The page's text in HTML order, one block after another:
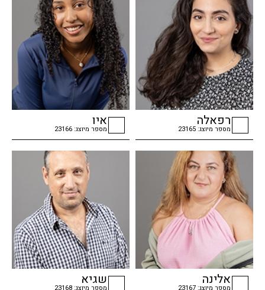
checkbox
רפאלה
מספר מיוצג: 23165
checkbox
איו
מספר מיוצג: 23166
אלינה
מספר מיוצג: 23167
שגיא
מספר מיוצג: 23168